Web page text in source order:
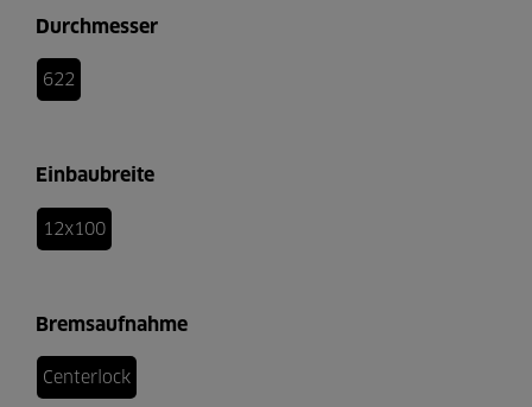
I agree
Durchmesser
622
Einbaubreite
12x100
Bremsaufnahme
Centerlock